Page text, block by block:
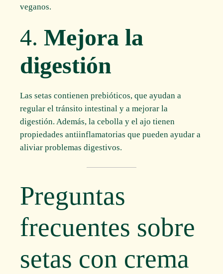
veganos.
4.Mejora la
digestión
Las setas contienen prebióticos, que ayudan a
regular el tránsito intestinal y a mejorar la
digestión. Además, la cebolla y el ajo tienen
propiedades antiinflamatorias que pueden ayudar a
aliviar problemas digestivos.
Preguntas
frecuentes sobre
setas con crema